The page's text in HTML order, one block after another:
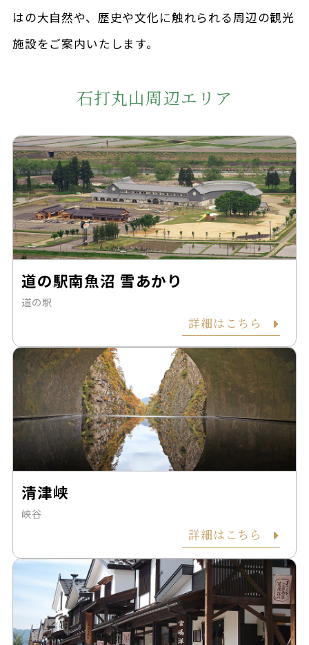
はの大自然や、歴史や文化に触れられる周辺の観光
施設をご案内いたします。
石打丸山周辺エリア
道の駅南魚沼 雪あかり
道の駅
詳細はこちら
清津峡
峡谷
詳細はこちら